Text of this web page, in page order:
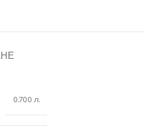
0.700 л.